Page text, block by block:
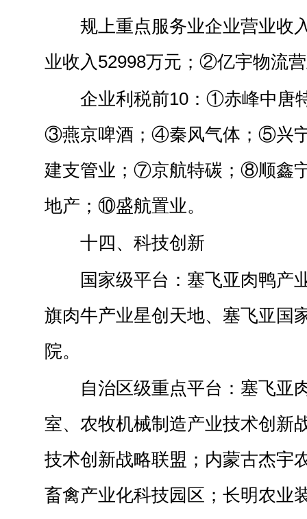
规上重点服务业企业营业收
业收入52998万元；②亿宇物流
企业利税前10：①赤峰中唐
③燕京啤酒；④秦风气体；⑤兴
建支管业；⑦京航特碳；⑧顺鑫
地产；⑩盛航置业。
十四、科技创新
国家级平台：塞飞亚肉鸭产
旗肉牛产业星创天地、塞飞亚国
院。
自治区级重点平台：塞飞亚
室、农牧机械制造产业技术创新
技术创新战略联盟；内蒙古杰宇
畜禽产业化科技园区；长明农业